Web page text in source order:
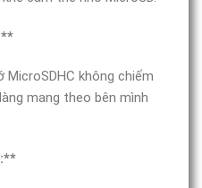
không chiếm
mang theo bên mình